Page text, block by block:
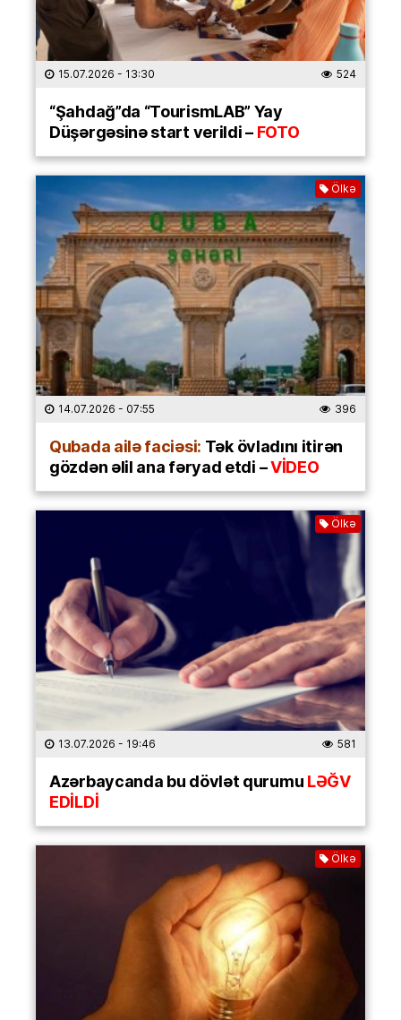
15.07.2026 - 13:30 524
“Şahdağ”da “TourismLAB” Yay
Düşərgəsinə start verildi –FOTO
Ölkə
14.07.2026 - 07:55 396
Qubada ailə faciəsi: Tək övladını itirən
gözdən əlil ana fəryad etdi –VİDEO
Ölkə
13.07.2026 - 19:46 581
Azərbaycanda bu dövlət qurumuLƏĞV
EDİLDİ
Ölkə